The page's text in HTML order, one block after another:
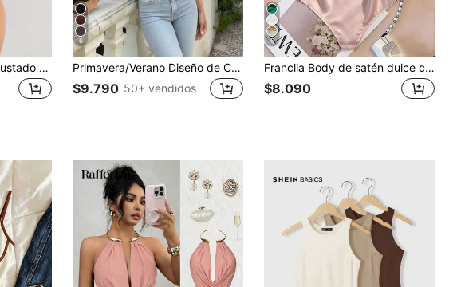
SHEIN BASICS Body ajustado de tirantes con cuello redondo liso, conjunto de verano para mujer
6
Primavera/Verano Diseño de Capa de Gasa Romántica y Elegante para Mujer con Forro de Punto Fruncido, Body Ajustado para Citas y Fiestas, Estilo Chic & Elegante, Estilo sin Esfuerzo
$9.790 50+ vendidos
5
Franclia Body de satén dulce con decoración de perlas falsas y drapeado para mujer
$8.090